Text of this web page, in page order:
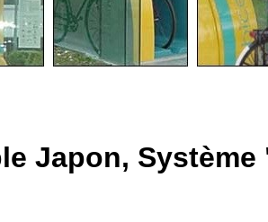
Japon,